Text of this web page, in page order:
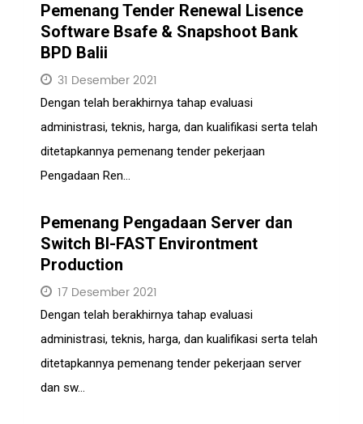
Pemenang Tender Renewal Lisence
Software Bsafe & Snapshoot Bank
BPD Balii
31 Desember 2021
Dengan telah berakhirnya tahap evaluasi
administrasi, teknis, harga, dan kualifikasi serta telah
ditetapkannya pemenang tender pekerjaan
Pengadaan Ren...
Pemenang Pengadaan Server dan
Switch BI-FAST Environtment
Production
17 Desember 2021
Dengan telah berakhirnya tahap evaluasi
administrasi, teknis, harga, dan kualifikasi serta telah
ditetapkannya pemenang tender pekerjaan server
dan sw...